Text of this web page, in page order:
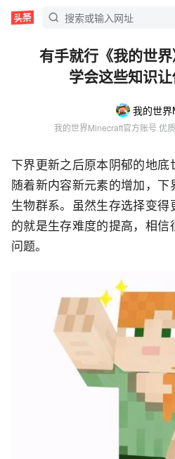
有手就行《我的世
学会这些知识
下界更新之后原本阴郁的地底
随着新内容新元素的增加，
生物群系。虽然生存选择变
的就是生存难度的提高，相
问题。